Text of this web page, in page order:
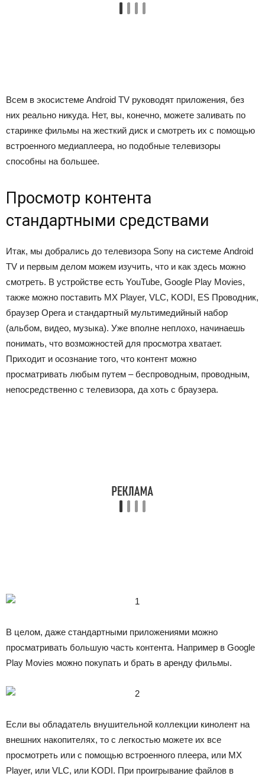
Всем в экосистеме Android TV руководят приложения, без
них реально никуда. Нет, вы, конечно, можете заливать по
старинке фильмы на жесткий диск и смотреть их с помощью
встроенного медиаплеера, но подобные телевизоры
способны на большее.
Просмотр контента
стандартными средствами
Итак, мы добрались до телевизора Sony на системе Android
TV и первым делом можем изучить, что и как здесь можно
смотреть. В устройстве есть YouTube, Google Play Movies,
также можно поставить MX Player, VLC, KODI, ES Проводник,
браузер Opera и стандартный мультимедийный набор
(альбом, видео, музыка). Уже вполне неплохо, начинаешь
понимать, что возможностей для просмотра хватает.
Приходит и осознание того, что контент можно
просматривать любым путем ‒ беспроводным, проводным,
непосредственно с телевизора, да хоть с браузера.
В целом, даже стандартными приложениями можно
просматривать большую часть контента. Например в Google
Play Movies можно покупать и брать в аренду фильмы.
Если вы обладатель внушительной коллекции кинолент на
внешних накопителях, то с легкостью можете их все
просмотреть или с помощью встроенного плеера, или MX
Player, или VLC, или KODI. При проигрывание файлов в